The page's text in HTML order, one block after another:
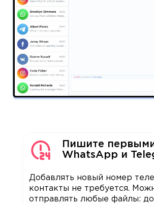
Пишите
WhatsApp и
Добавлять новый номер
контакты не требуется.
отправлять любые файлы: